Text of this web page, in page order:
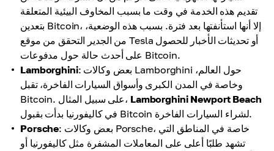
تقديم هذه الخدمة في وقت ما بسبب المخاوف البيئية المتعلقة
بتعدين Bitcoin، إلا أنها استأنفتها بعد فترة. بسبب هذه الوضعية،
من الجدير التحقق من موقع Tesla أو تحديثات الأخبار للحصول
على أحدث حالة حول مدفوعات Bitcoin.
Lamborghini: بعض وكالات Lamborghini حول العالم،
وخاصة في المدن الكبرى وأسواق السيارات الفاخرة، تقبل
Bitcoin. على سبيل المثال، Lamborghini Newport Beach
في كاليفورنيا بدأت بقبول Bitcoin لشراء السيارات الفاخرة.
Porsche: بعض وكالات Porsche، خاصة في المناطق التي
تشهد طلبًا أعلى على المعاملات المشفرة مثل كاليفورنيا أو